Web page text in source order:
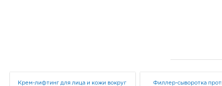
Крем-лифтинг для лица и кожи вокруг
Филлер-сыворотка